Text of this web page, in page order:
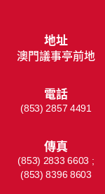
地址
澳門議事亭前地
電話
(853) 2857 4491
傳真
(853) 2833 6603 ;
(853) 8396 8603